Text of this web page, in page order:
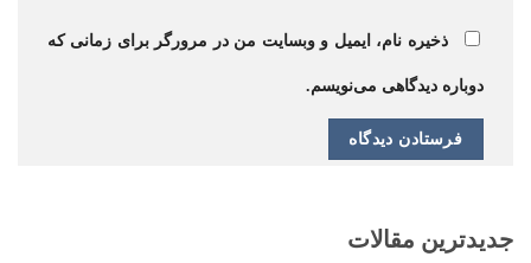
جدیدترین مقالات
ذخیره نام، ایمیل و وبسایت من در مرورگر برای زمانی که
دوباره دیدگاهی می‌نویسم.